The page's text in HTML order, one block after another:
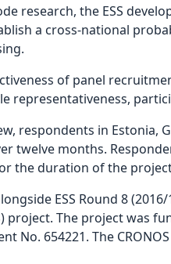
research, the ESS
a cross-national
of panel
representativeness,
respondents in Estonia,
twelve months.
the duration of the
ESS Round 8
project. The project was
654221. The